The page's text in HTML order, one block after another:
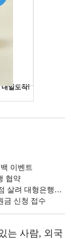
이벤트
협약
은행과 경쟁할 것”
금 신청 접수
는 사람, 외국